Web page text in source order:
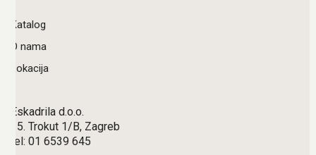
Katalog
O nama
Lokacija
Eskadrila d.o.o.
15. Trokut 1/B, Zagreb
tel: 01 6539 645